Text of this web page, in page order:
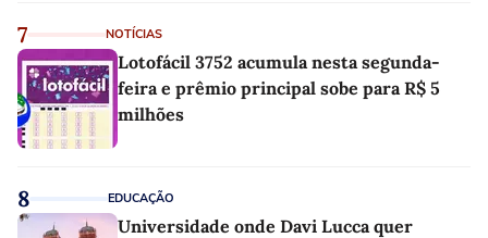
7 NOTÍCIAS
Lotofácil 3752 acumula nesta segunda-
feira e prêmio principal sobe para R$ 5
milhões
8 EDUCAÇÃO
Universidade onde Davi Lucca quer